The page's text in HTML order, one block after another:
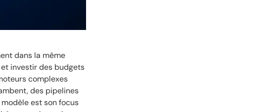
dans la même
investir des budgets
complexes
des pipelines
est son focus